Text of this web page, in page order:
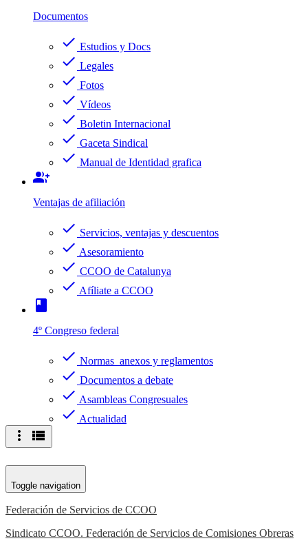
Documentos
check Estudios y Docs
check Legales
check Fotos
check Vídeos
check Boletin Internacional
check Gaceta Sindical
check Manual de Identidad grafica
group_add
Ventajas de afiliación
check Servicios, ventajas y descuentos
check Asesoramiento
check CCOO de Catalunya
check Afíliate a CCOO
book
4º Congreso federal
check Normas anexos y reglamentos
check Documentos a debate
check Asambleas Congresuales
check Actualidad
more_vert view_list
Toggle navigation
Federación de Servicios de CCOO
Sindicato CCOO. Federación de Servicios de Comisiones Obreras